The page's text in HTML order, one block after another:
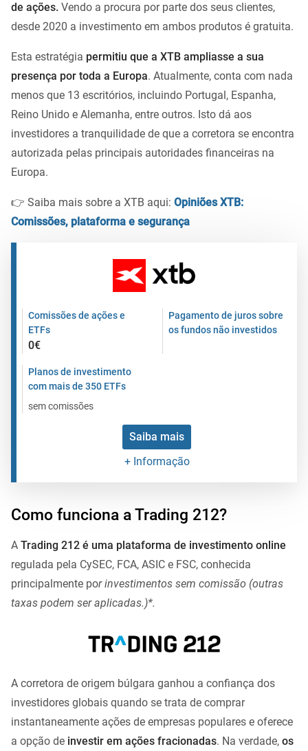
de ações. Vendo a procura por parte dos seus clientes,
desde 2020 a investimento em ambos produtos é gratuita.
Esta estratégia permitiu que a XTB ampliasse a sua
presença por toda a Europa. Atualmente, conta com nada
menos que 13 escritórios, incluindo Portugal, Espanha,
Reino Unido e Alemanha, entre outros. Isto dá aos
investidores a tranquilidade de que a corretora se encontra
autorizada pelas principais autoridades financeiras na
Europa.
👉 Saiba mais sobre a XTB aqui: Opiniões XTB:
Comissões, plataforma e segurança
Comissões de ações e
ETFs
0€
Pagamento de juros sobre
os fundos não investidos
Planos de investimento
com mais de 350 ETFs
sem comissões
Saiba mais
+ Informação
Como funciona a Trading 212?
A Trading 212 é uma plataforma de investimento online
regulada pela CySEC, FCA, ASIC e FSC, conhecida
principalmente porinvestimentos sem comissão (outras
taxas podem ser aplicadas.)*.
A corretora de origem búlgara ganhou a confiança dos
investidores globais quando se trata de comprar
instantaneamente ações de empresas populares e oferece
a opção de investir em ações fracionadas. Na verdade, os